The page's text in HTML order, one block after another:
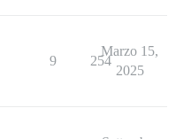
9 254
Marzo 15,
2025